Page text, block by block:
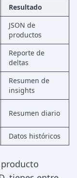
Resultado
JSON de
productos
Reporte de
deltas
Resumen de
insights
Resumen diario
Datos históricos